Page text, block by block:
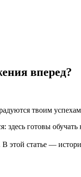
вперед?
твоим
готовы обучать
этой статье —